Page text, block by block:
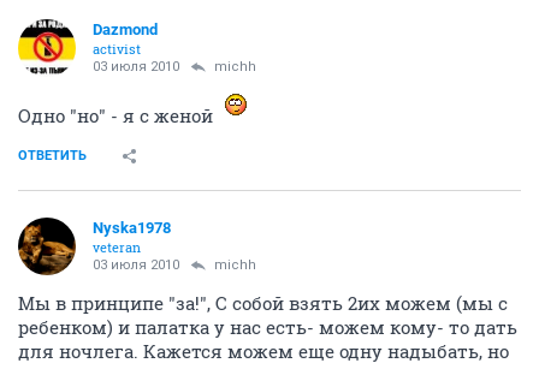
Dazmond
activist
03 июля 2010 michh
Одно "но" - я с женой
ОТВЕТИТЬ
Nyska1978
veteran
03 июля 2010 michh
Мы в принципе "за!", С собой взять 2их можем (мы с
ребенком) и палатка у нас есть- можем кому- то дать
для ночлега. Кажется можем еще одну надыбать, но